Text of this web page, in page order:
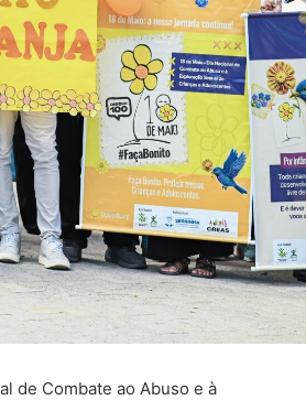
de Combate ao Abuso e à